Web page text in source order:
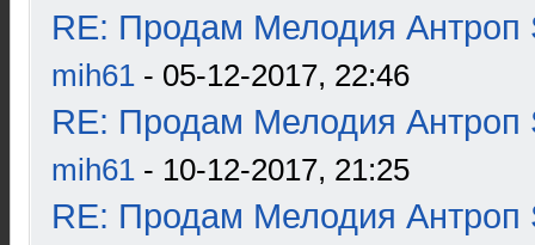
RE: Продам Мелодия Антроп
mih61 - 05-12-2017, 22:46
RE: Продам Мелодия Антроп
mih61 - 10-12-2017, 21:25
RE: Продам Мелодия Антроп